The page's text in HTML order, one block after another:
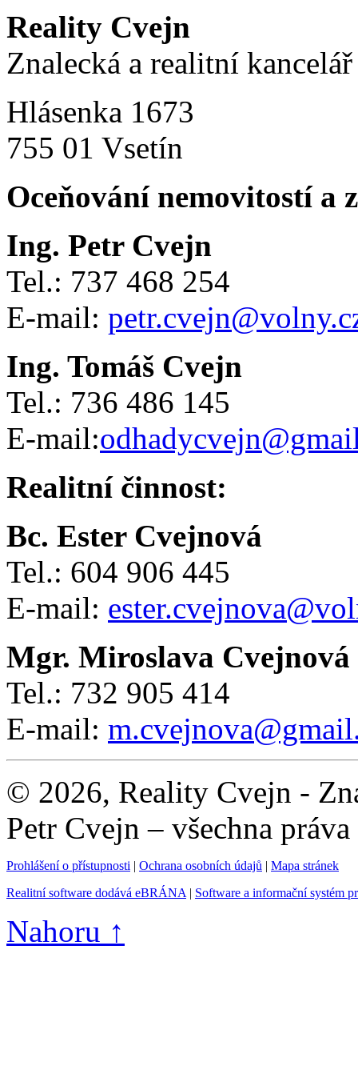
Reality Cvejn
Znalecká a realitní kancelář
Hlásenka 1673
755 01 Vsetín
Oceňování nemovitostí a
Ing. Petr Cvejn
Tel.: 737 468 254
E-mail:
Ing. Tomáš Cvejn
Tel.: 736 486 145
E-mail:
Realitní činnost:
Bc. Ester Cvejnová
Tel.: 604 906 445
E-mail:
Mgr. Miroslava Cvejnová
Tel.: 732 905 414
E-mail:
© 2026, Reality Cvejn -
Petr Cvejn – všechna
Prohlášení o přístupnosti | Ochrana osobních údajů | Mapa stránek
Realitní software dodává eBRÁNA | Software a informační systém
Nahoru ↑